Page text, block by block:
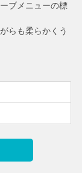
ブメニューの標
らも柔らかくう